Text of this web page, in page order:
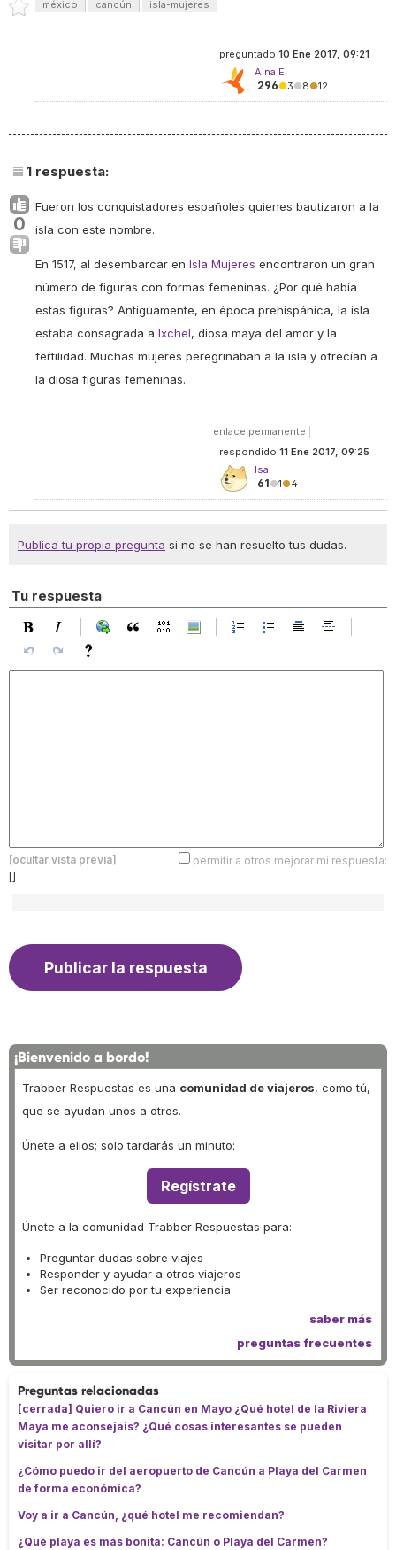
méxico cancún isla-mujeres
preguntado 10 Ene 2017, 09:21
Aina E
296●3●8●12
1 respuesta:
0
Fueron los conquistadores españoles quienes bautizaron a la
isla con este nombre.
En 1517, al desembarcar en Isla Mujeres encontraron un gran
número de figuras con formas femeninas. ¿Por qué había
estas figuras? Antiguamente, en época prehispánica, la isla
estaba consagrada a Ixchel, diosa maya del amor y la
fertilidad. Muchas mujeres peregrinaban a la isla y ofrecían a
la diosa figuras femeninas.
enlace permanente
respondido 11 Ene 2017, 09:25
Isa
61●1●4
Publica tu propia pregunta si no se han resuelto tus dudas.
Tu respuesta
[ocultar vista previa]
permitir a otros mejorar mi respuesta:
[]
¡Bienvenido a bordo!
Trabber Respuestas es una comunidad de viajeros, como tú,
que se ayudan unos a otros.
Únete a ellos; solo tardarás un minuto:
Regístrate
Únete a la comunidad Trabber Respuestas para:
Preguntar dudas sobre viajes
Responder y ayudar a otros viajeros
Ser reconocido por tu experiencia
saber más
preguntas frecuentes
Preguntas relacionadas
[cerrada] Quiero ir a Cancún en Mayo ¿Qué hotel de la Riviera
Maya me aconsejais? ¿Qué cosas interesantes se pueden
visitar por allí?
¿Cómo puedo ir del aeropuerto de Cancún a Playa del Carmen
de forma económica?
Voy a ir a Cancún, ¿qué hotel me recomiendan?
¿Qué playa es más bonita: Cancún o Playa del Carmen?